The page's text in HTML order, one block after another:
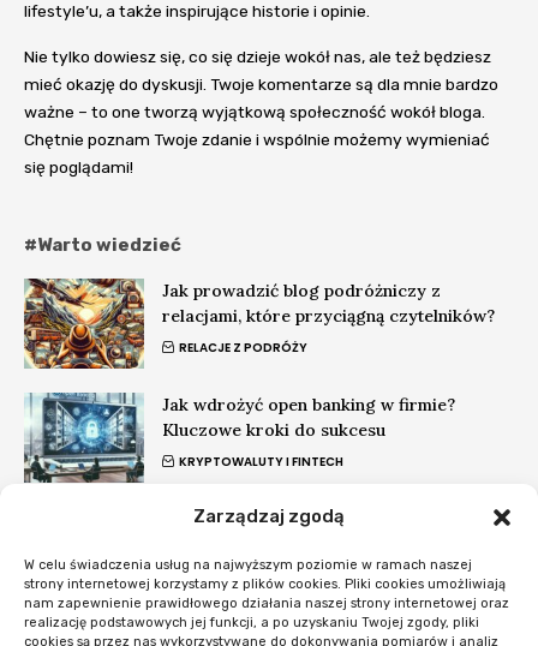
Zarządzaj zgodą
W celu świadczenia usług na najwyższym poziomie w ramach naszej
strony internetowej korzystamy z plików cookies. Pliki cookies umożliwiają
nam zapewnienie prawidłowego działania naszej strony internetowej oraz
realizację podstawowych jej funkcji, a po uzyskaniu Twojej zgody, pliki
cookies są przez nas wykorzystywane do dokonywania pomiarów i analiz
lifestyle’u, a także inspirujące historie i opinie.
Nie tylko dowiesz się, co się dzieje wokół nas, ale też będziesz
mieć okazję do dyskusji. Twoje komentarze są dla mnie bardzo
ważne – to one tworzą wyjątkową społeczność wokół bloga.
Chętnie poznam Twoje zdanie i wspólnie możemy wymieniać
się poglądami!
#Warto wiedzieć
Jak prowadzić blog podróżniczy z
relacjami, które przyciągną czytelników?
RELACJE Z PODRÓŻY
Jak wdrożyć open banking w firmie?
Kluczowe kroki do sukcesu
KRYPTOWALUTY I FINTECH
Wpływ regulacji na kryptowaluty w fintech
KRYPTOWALUTY I FINTECH